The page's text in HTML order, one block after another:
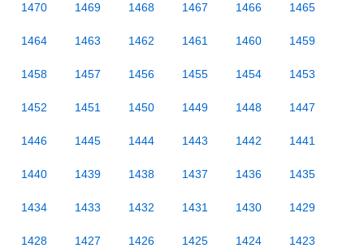
1470 1469 1468 1467 1466 1465
1464 1463 1462 1461 1460 1459
1458 1457 1456 1455 1454 1453
1452 1451 1450 1449 1448 1447
1446 1445 1444 1443 1442 1441
1440 1439 1438 1437 1436 1435
1434 1433 1432 1431 1430 1429
1428 1427 1426 1425 1424 1423